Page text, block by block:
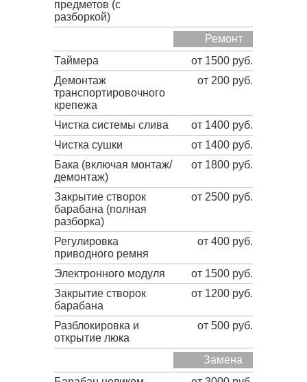
предметов (с
разборкой)
Ремонт
Таймера
от 1500 руб.
Демонтаж
транспортировочного
крепежа
от 200 руб.
Чистка системы слива
от 1400 руб.
Чистка сушки
от 1400 руб.
Бака (включая монтаж/
демонтаж)
от 1800 руб.
Закрытие створок
барабана (полная
разборка)
от 2500 руб.
Регулировка
приводного ремня
от 400 руб.
Электронного модуля
от 1500 руб.
Закрытие створок
барабана
от 1200 руб.
Разблокировка и
открытие люка
от 500 руб.
Замена